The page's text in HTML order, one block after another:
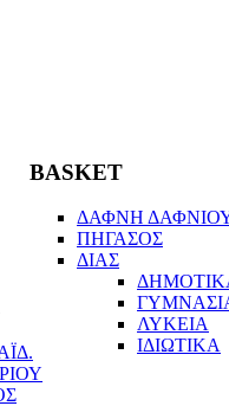
BASKET
ΔΑΦΝΗ
ΠΗΓΑΣΟΣ
ΔΙΑΣ
ΛΥΚΕΙΑ
ΙΔΙΩΤΙΚΑ